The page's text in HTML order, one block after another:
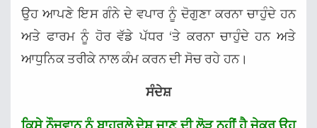
ਉਹ ਆਪਣੇ ਇਸ ਗੰਨੇ ਦੇ ਵਪਾਰ ਨੂੰ ਦੋਗੁਣਾ ਕਰਨਾ ਚਾਹੁੰਦੇ ਹਨ
ਅਤੇ ਫਾਰਮ ਨੂੰ ਹੋਰ ਵੱਡੇ ਪੱਧਰ ‘ਤੇ ਕਰਨਾ ਚਾਹੁੰਦੇ ਹਨ ਅਤੇ
ਆਧੁਨਿਕ ਤਰੀਕੇ ਨਾਲ ਕੰਮ ਕਰਨ ਦੀ ਸੋਚ ਰਹੇ ਹਨ।
ਸੰਦੇਸ਼